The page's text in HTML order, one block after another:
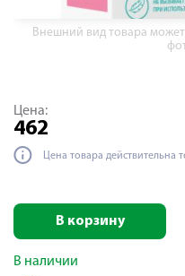
Внешний вид товара
Цена:
462
Цена товара действительна
В корзину
В наличии